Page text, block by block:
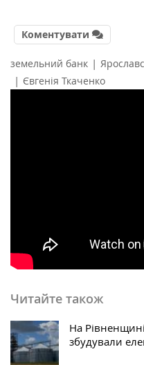
Коментувати
земельний банк |
| Євгенія Ткаченко
Читайте також
На
збудували